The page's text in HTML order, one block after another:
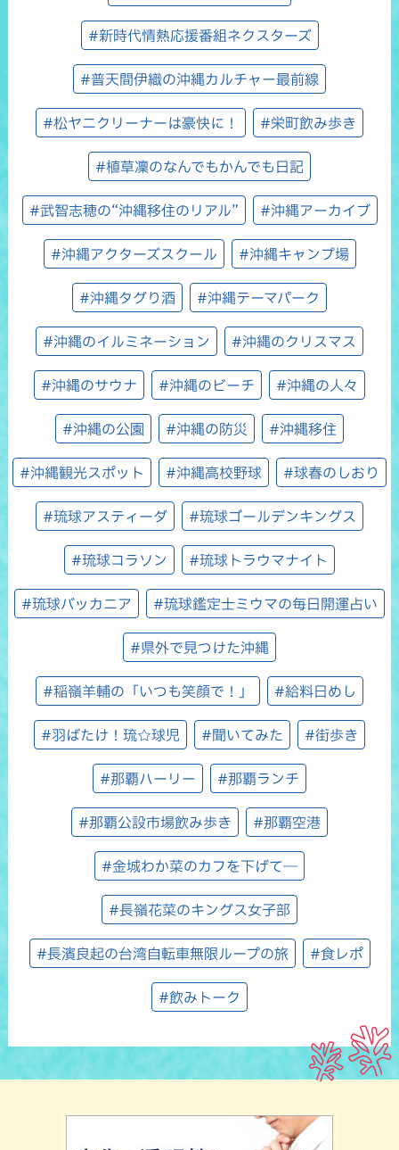
#新時代情熱応援番組ネクスターズ
#普天間伊織の沖縄カルチャー最前線
#松ヤニクリーナーは豪快に！ #栄町飲み歩き
#植草凜のなんでもかんでも日記
#武智志穂の“沖縄移住のリアル” #沖縄アーカイブ
#沖縄アクターズスクール #沖縄キャンプ場
#沖縄タグり酒 #沖縄テーマパーク
#沖縄のイルミネーション #沖縄のクリスマス
#沖縄のサウナ #沖縄のビーチ #沖縄の人々
#沖縄の公園 #沖縄の防災 #沖縄移住
#沖縄観光スポット #沖縄高校野球 #球春のしおり
#琉球アスティーダ #琉球ゴールデンキングス
#琉球コラソン #琉球トラウマナイト
#琉球バッカニア #琉球鑑定士ミウマの毎日開運占い
#県外で見つけた沖縄
#稲嶺羊輔の「いつも笑顔で！」 #給料日めし
#羽ばたけ！琉☆球児 #聞いてみた #街歩き
#那覇ハーリー #那覇ランチ
#那覇公設市場飲み歩き #那覇空港
#金城わか菜のカフを下げて―
#長嶺花菜のキングス女子部
#長濱良起の台湾自転車無限ループの旅 #食レポ
#飲みトーク